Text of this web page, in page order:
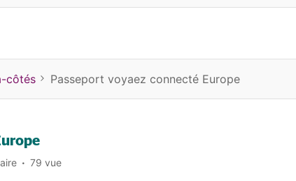
côtés Passeport voyaez connecté Europe
79 vue